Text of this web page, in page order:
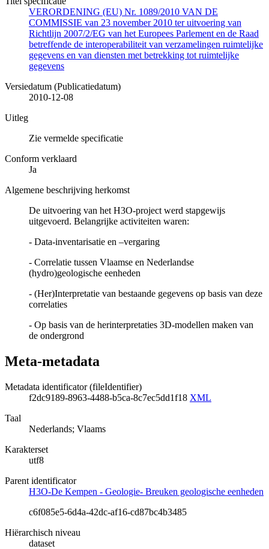
VERORDENING (EU) Nr. 1089/2010 VAN DE
COMMISSIE van 23 november 2010 ter uitvoering van
Richtlijn 2007/2/EG van het Europees Parlement en de Raad
betreffende de interoperabiliteit van verzamelingen ruimtelijke
gegevens en van diensten met betrekking tot ruimtelijke
gegevens
Versiedatum (Publicatiedatum)
2010-12-08
Uitleg
Zie vermelde specificatie
Conform verklaard
Ja
Algemene beschrijving herkomst
De uitvoering van het H3O-project werd stapgewijs
uitgevoerd. Belangrijke activiteiten waren:
- Data-inventarisatie en –vergaring
- Correlatie tussen Vlaamse en Nederlandse
(hydro)geologische eenheden
- (Her)Interpretatie van bestaande gegevens op basis van deze
correlaties
- Op basis van de herinterpretaties 3D-modellen maken van
de ondergrond
Meta-metadata
Metadata identificator (fileIdentifier)
f2dc9189-8963-4488-b5ca-8c7ec5dd1f18 XML
Taal
Nederlands; Vlaams
Karakterset
utf8
Parent identificator
H3O-De Kempen - Geologie- Breuken geologische eenheden
c6f085e5-6d4a-42dc-af16-cd87bc4b3485
Hiërarchisch niveau
dataset